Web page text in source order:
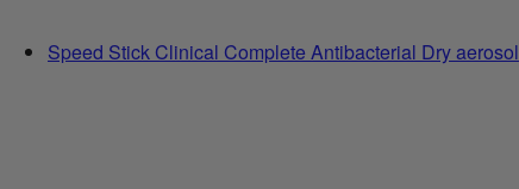
Speed Stick Clinical Complete Antibacterial Dry aerosol